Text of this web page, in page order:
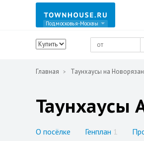
Подмосковья-Москвы
Главная Таунхаусы на
Таунхаусы
О посёлке Генплан 1